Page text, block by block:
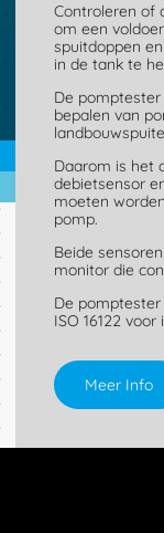
Controleren of
om een
spuitdoppen
in de tank te
De
bepalen van
Daarom is het
debietsensor
moeten
pomp.
Beide
monitor die
De
ISO 16122
Meer Info